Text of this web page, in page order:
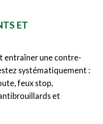
ET
entraîner une contre-
systématiquement :
feux stop,
et